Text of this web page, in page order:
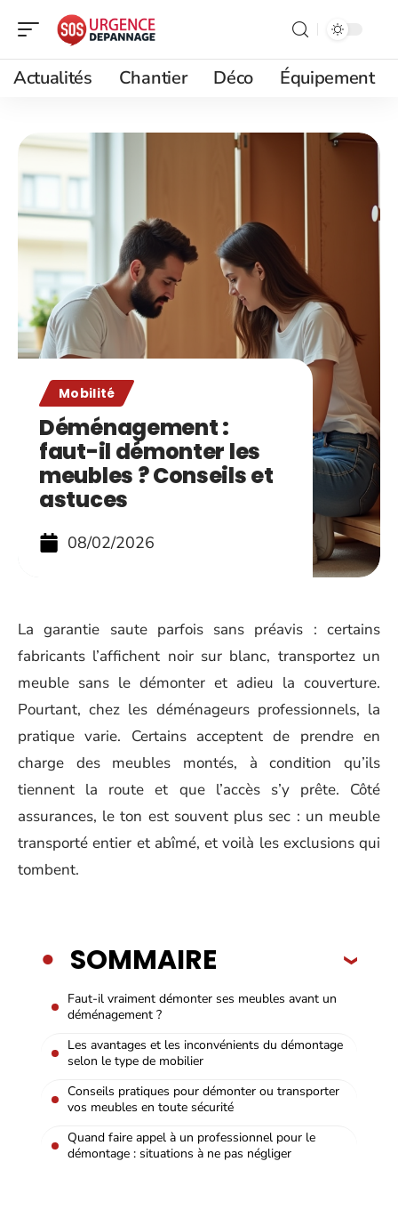
Actualités Chantier Déco Équipement
Mobilité
Déménagement :
faut-il démonter les
meubles ? Conseils et
astuces
08/02/2026
La garantie saute parfois sans préavis : certains
fabricants l’affichent noir sur blanc, transportez un
meuble sans le démonter et adieu la couverture.
Pourtant, chez les déménageurs professionnels, la
pratique varie. Certains acceptent de prendre en
charge des meubles montés, à condition qu’ils
tiennent la route et que l’accès s’y prête. Côté
assurances, le ton est souvent plus sec : un meuble
transporté entier et abîmé, et voilà les exclusions qui
tombent.
SOMMAIRE
Faut-il vraiment démonter ses meubles avant un
déménagement ?
Les avantages et les inconvénients du démontage
selon le type de mobilier
Conseils pratiques pour démonter ou transporter
vos meubles en toute sécurité
Quand faire appel à un professionnel pour le
démontage : situations à ne pas négliger